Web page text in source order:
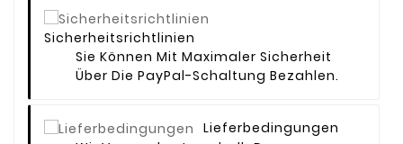
Sicherheitsrichtlinien
Sie Können Mit Maximaler Sicherheit
Über Die PayPal-Schaltung Bezahlen.
Lieferbedingungen